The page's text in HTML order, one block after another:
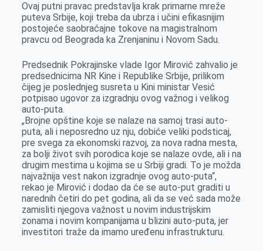
Ovaj putni pravac predstavlja krak primarne mreže
puteva Srbije, koji treba da ubrza i učini efikasnijim
postojeće saobraćajne tokove na magistralnom
pravcu od Beograda ka Zrenjaninu i Novom Sadu.
Predsednik Pokrajinske vlade Igor Mirović zahvalio je
predsednicima NR Kine i Republike Srbije, prilikom
čijeg je poslednjeg susreta u Kini ministar Vesić
potpisao ugovor za izgradnju ovog važnog i velikog
auto-puta.
„Brojne opštine koje se nalaze na samoj trasi auto-
puta, ali i neposredno uz nju, dobiće veliki podsticaj,
pre svega za ekonomski razvoj, za nova radna mesta,
za bolji život svih porodica koje se nalaze ovde, ali i na
drugim mestima u kojima se u Srbiji gradi. To je možda
najvažnija vest nakon izgradnje ovog auto-puta“,
rekao je Mirović i dodao da će se auto-put graditi u
narednih četiri do pet godina, ali da se već sada može
zamisliti njegova važnost u novim industrijskim
zonama i novim kompanijama u blizini auto-puta, jer
investitori traže da imamo uređenu infrastrukturu.